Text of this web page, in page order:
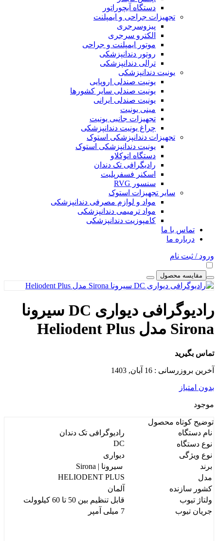
دستگاه آبچوراتور
تجهیزات جراحی و ایمپلنت
پیزوسرجری
الکترو سرجری
موتور ایمپلنت و جراحی
روتور دندانپزشکی
ترالی دندانپزشکی
یونیت دندانپزشکی
یونیت صندلی اروپایی
یونیت صندلی سایر کشورها
یونیت صندلی ایرانی
مینی یونیت
تجهیزات جانبی یونیت
چراغ یونیت دندانپزشکی
تجهیزات دندانپزشکی استوک
یونیت دندانپزشکی استوک
دستگاه اتوکلاو
رادیگرافی تک دندان
اسکنر فسفرپلیت
سنسور RVG
سایر تجهیزات استوک
مواد و لوازم مصرفی دندانپزشکی
مواد ترمیمی دندانپزشکی
کامپوزیت دندانپزشکی
تماس با ما
درباره ما
ورود / ثبت نام
مقایسه محصول
رادیوگرافی دیواری DC سیرونا
Sirona مدل Heliodent Plus
تماس بگیرید
آخرین بروزرسانی : 16 آبان, 1403
بدون امتیاز
موجود
توضیح کوتاه محصول
نام دستگاه
رادیوگرافی تک دندان
نوع دستگاه
DC
نوع ویژگی
دیواری
برند
سیرونا | Sirona
مدل
HELIODENT PLUS
کشور سازنده
آلمان
ولتاژ تیوب
قابل تنظیم بین 50 تا 60 کیلوولت
جریان تیوب
7 میلی آمپر